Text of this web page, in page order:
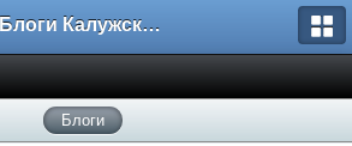
Блоги Калужского перекрестка
Блоги